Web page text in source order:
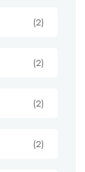
(2)
(2)
(2)
(2)